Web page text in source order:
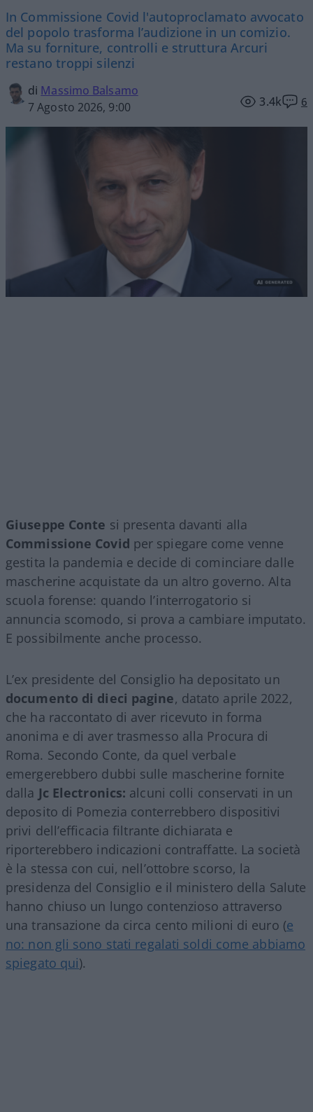
In Commissione Covid l'autoproclamato avvocato
del popolo trasforma l’audizione in un comizio.
Ma su forniture, controlli e struttura Arcuri
restano troppi silenzi
di Massimo Balsamo
7 Agosto 2026, 9:00
3.4k 6
Giuseppe Conte si presenta davanti alla
Commissione Covid per spiegare come venne
gestita la pandemia e decide di cominciare dalle
mascherine acquistate da un altro governo. Alta
scuola forense: quando l’interrogatorio si
annuncia scomodo, si prova a cambiare imputato.
E possibilmente anche processo.
L’ex presidente del Consiglio ha depositato un
documento di dieci pagine, datato aprile 2022,
che ha raccontato di aver ricevuto in forma
anonima e di aver trasmesso alla Procura di
Roma. Secondo Conte, da quel verbale
emergerebbero dubbi sulle mascherine fornite
dalla Jc Electronics: alcuni colli conservati in un
deposito di Pomezia conterrebbero dispositivi
privi dell’efficacia filtrante dichiarata e
riporterebbero indicazioni contraffatte. La società
è la stessa con cui, nell’ottobre scorso, la
presidenza del Consiglio e il ministero della Salute
hanno chiuso un lungo contenzioso attraverso
una transazione da circa cento milioni di euro (e
no: non gli sono stati regalati soldi come abbiamo
spiegato qui).